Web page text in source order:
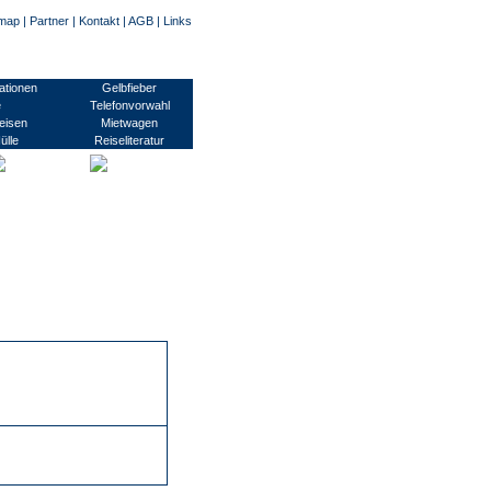
| Partner| Kontakt| AGB| Links
Gelbfieber
Telefonvorwahl
Mietwagen
Reiseliteratur